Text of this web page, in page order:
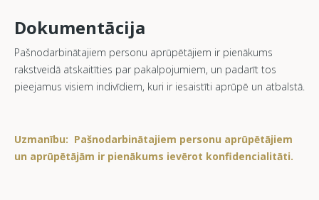
Dokumentācija
Pašnodarbinātajiem personu aprūpētājiem ir pienākums
rakstveidā atskaitīties par pakalpojumiem, un padarīt tos
pieejamus visiem indivīdiem, kuri ir iesaistīti aprūpē un atbalstā.
Uzmanību: Pašnodarbinātajiem personu aprūpētājiem
un aprūpētājām ir pienākums ievērot konfidencialitāti.